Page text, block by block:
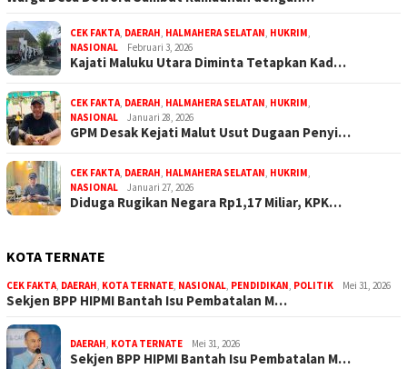
CEK FAKTA, DAERAH, HALMAHERA SELATAN, HUKRIM,
NASIONAL
Februari 3, 2026
Kajati Maluku Utara Diminta Tetapkan Kad…
CEK FAKTA, DAERAH, HALMAHERA SELATAN, HUKRIM,
NASIONAL
Januari 28, 2026
GPM Desak Kejati Malut Usut Dugaan Penyi…
CEK FAKTA, DAERAH, HALMAHERA SELATAN, HUKRIM,
NASIONAL
Januari 27, 2026
Diduga Rugikan Negara Rp1,17 Miliar, KPK…
KOTA TERNATE
CEK FAKTA, DAERAH, KOTA TERNATE, NASIONAL, PENDIDIKAN, POLITIK Mei 31, 2026
Sekjen BPP HIPMI Bantah Isu Pembatalan M…
DAERAH, KOTA TERNATE Mei 31, 2026
Sekjen BPP HIPMI Bantah Isu Pembatalan M…